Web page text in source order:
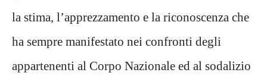
la stima, l’apprezzamento e la riconoscenza che
ha sempre manifestato nei confronti degli
appartenenti al Corpo Nazionale ed al sodalizio